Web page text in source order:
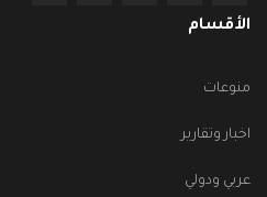
الأقسام
منوعات
اخبار وتقارير
عربي ودولي